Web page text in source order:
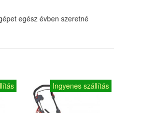
egész évben szeretné
Ingyenes szállítás